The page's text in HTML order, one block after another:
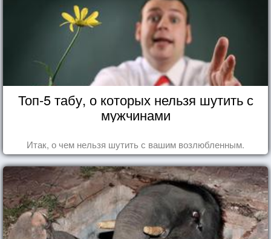
Топ-5 табу, о которых нельзя шутить с
мужчинами
Итак, о чем нельзя шутить с вашим возлюбленным.